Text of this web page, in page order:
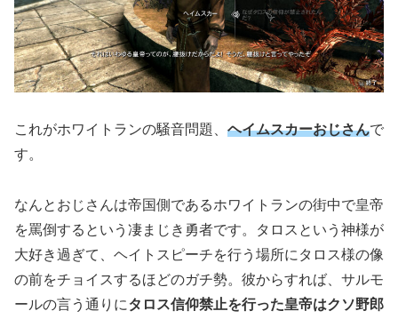
これがホワイトランの騒音問題、 ヘイムスカーおじさんで
す。
なんとおじさんは帝国側であるホワイトランの街中で皇帝
を罵倒するという凄まじき勇者です。タロスという神様が
大好き過ぎて、ヘイトスピーチを行う場所にタロス様の像
の前をチョイスするほどのガチ勢。彼からすれば、サルモ
ールの言う通りにタロス信仰禁止を行った皇帝はクソ野郎